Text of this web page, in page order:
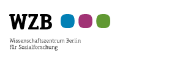
Hauptinhalt
springen
Navigation
springen
Suche
springen
Sekundärnavigation
springen
Fußzeile
springen